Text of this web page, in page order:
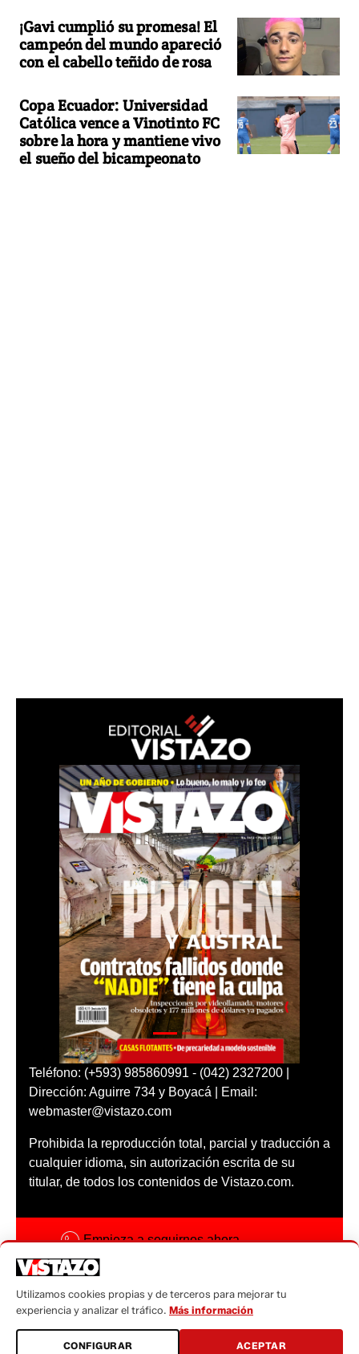
¡Gavi cumplió su promesa! El
campeón del mundo apareció
con el cabello teñido de rosa
Copa Ecuador: Universidad
Católica vence a Vinotinto FC
sobre la hora y mantiene vivo
el sueño del bicampeonato
Teléfono: (+593) 985860991 - (042) 2327200 |
Dirección: Aguirre 734 y Boyacá | Email:
webmaster@vistazo.com
Prohibida la reproducción total, parcial y traducción a
cualquier idioma, sin autorización escrita de su
titular, de todos los contenidos de Vistazo.com.
Empieza a seguirnos ahora
Código ética
Sugerencias a:
sugerencias@vistazo.com
Utilizamos cookies propias y de terceros para mejorar tu
experiencia y analizar el tráfico. Más información
CONFIGURAR ACEPTAR